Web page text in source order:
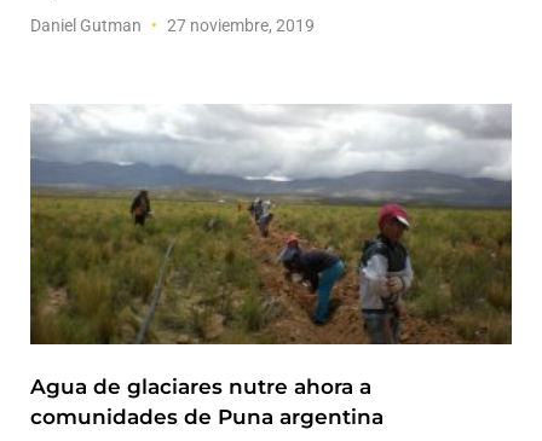
Daniel Gutman 27 noviembre, 2019
Agua de glaciares nutre ahora a
comunidades de Puna argentina